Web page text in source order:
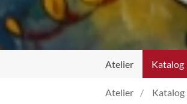
Atelier Katalog
Atelier
Atelier Katalog